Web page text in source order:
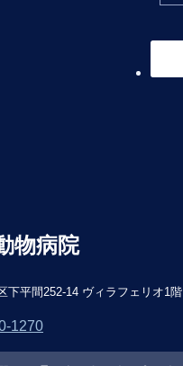
物病院
下平間252-14 ヴィラフェリオ1階